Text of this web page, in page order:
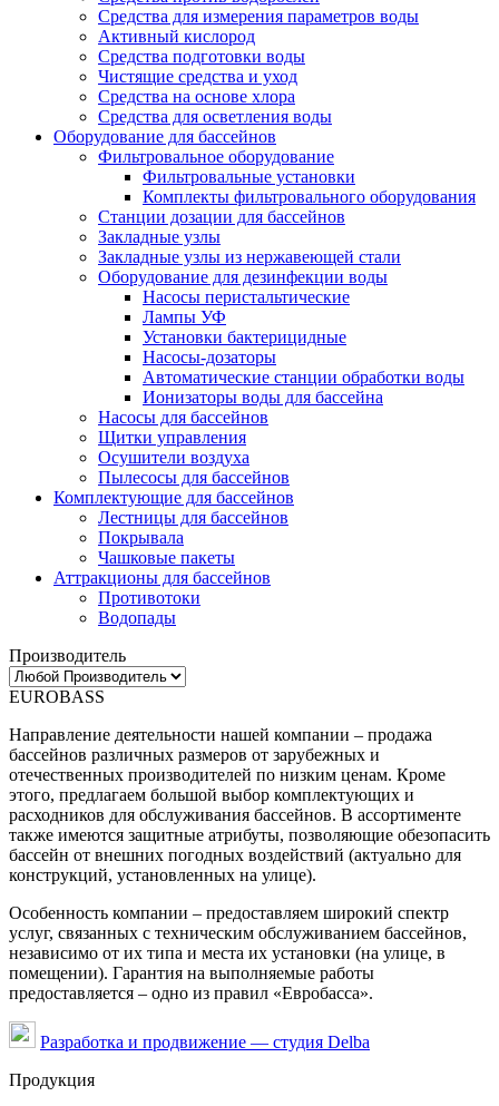
Средства для измерения параметров воды
Активный кислород
Средства подготовки воды
Чистящие средства и уход
Средства на основе хлора
Средства для осветления воды
Оборудование для бассейнов
Фильтровальное оборудование
Фильтровальные установки
Комплекты фильтровального оборудования
Станции дозации для бассейнов
Закладные узлы
Закладные узлы из нержавеющей стали
Оборудование для дезинфекции воды
Насосы перистальтические
Лампы УФ
Установки бактерицидные
Насосы-дозаторы
Автоматические станции обработки воды
Ионизаторы воды для бассейна
Насосы для бассейнов
Щитки управления
Осушители воздуха
Пылесосы для бассейнов
Комплектующие для бассейнов
Лестницы для бассейнов
Покрывала
Чашковые пакеты
Аттракционы для бассейнов
Противотоки
Водопады
Производитель
EUROBASS
Направление деятельности нашей компании – продажа
бассейнов различных размеров от зарубежных и
отечественных производителей по низким ценам. Кроме
этого, предлагаем большой выбор комплектующих и
расходников для обслуживания бассейнов. В ассортименте
также имеются защитные атрибуты, позволяющие обезопасить
бассейн от внешних погодных воздействий (актуально для
конструкций, установленных на улице).
Особенность компании – предоставляем широкий спектр
услуг, связанных с техническим обслуживанием бассейнов,
независимо от их типа и места их установки (на улице, в
помещении). Гарантия на выполняемые работы
предоставляется – одно из правил «Евробасса».
Разработка и продвижение — студия Delba
Продукция